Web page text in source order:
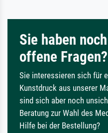
Sie haben noch
offene Fragen?
Sie interessieren sich für
Kunstdruck aus unserer
sind sich aber noch
Beratung zur Wahl des
Hilfe bei der Bestellung?